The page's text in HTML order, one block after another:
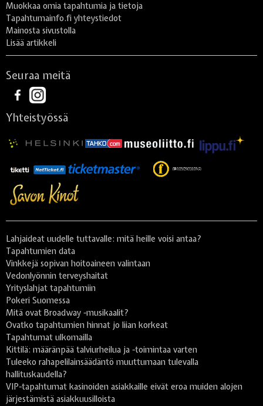
Muokkaa omia tapahtumia ja tietoja
Tapahtumainfo.fi yhteystiedot
Mainosta sivustolla
Lisää artikkeli
Seuraa meitä
Yhteistyössä
Lahjaideat uudelle tuttavalle: mitä heille voisi antaa?
Tapahtumien data
Vinkkejä sopivan hoitoaineen valintaan
Vedonlyönnin terveyshaitat
Yrityslahjat tapahtumiin
Pokeri Suomessa
Mitä ovat Broadway -musikaalit?
Ovatko tapahtumien hinnat jo liian korkeat
Tapahtumat ulkomailla
Kittilä: määränpää talviurheilua ja -toimintaa varten
Tuleeko rahapelilainsäädäntö muuttumaan tulevalla
hallituskaudella?
VIP-tapahtumat kasinoiden asiakkaille eivät eroa muiden alojen
järjestämistä asiakkuusilloista